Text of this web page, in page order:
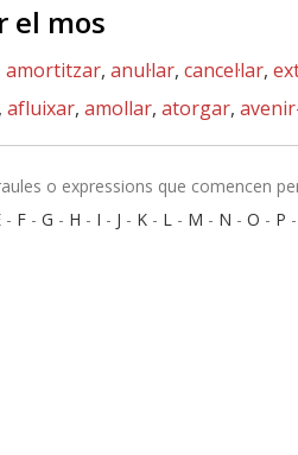
el mos
amortitzar, anul·lar, cancel·lar,
, afluixar, amollar, atorgar,
o expressions que comencen
- F - G - H - I - J - K - L - M - N - O - P -